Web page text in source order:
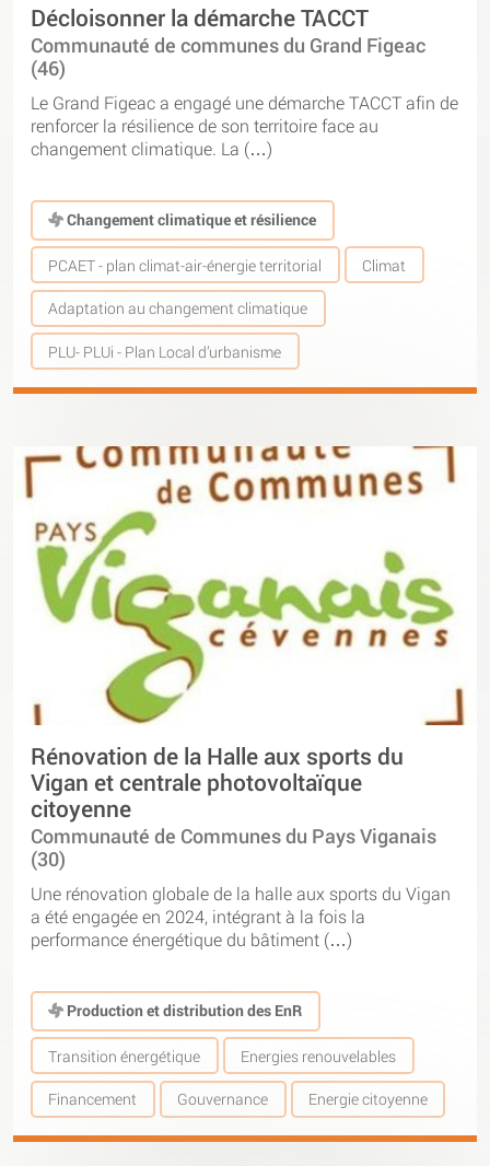
Décloisonner la démarche TACCT
Communauté de communes du Grand Figeac
(46)
Le Grand Figeac a engagé une démarche TACCT afin de
renforcer la résilience de son territoire face au
changement climatique. La (…)
Changement climatique et résilience
PCAET - plan climat-air-énergie territorial Climat
Adaptation au changement climatique
PLU- PLUi - Plan Local d’urbanisme
Rénovation de la Halle aux sports du
Vigan et centrale photovoltaïque
citoyenne
Communauté de Communes du Pays Viganais
(30)
Une rénovation globale de la halle aux sports du Vigan
a été engagée en 2024, intégrant à la fois la
performance énergétique du bâtiment (…)
Production et distribution des EnR
Transition énergétique Energies renouvelables
Financement Gouvernance Energie citoyenne